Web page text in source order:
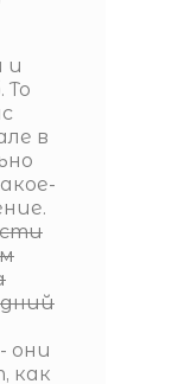
и
То
в
они
как